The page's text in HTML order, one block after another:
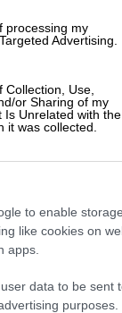
processing my
Advertising.
Use,
or Sharing of my
Is Unrelated with the
it was collected.
to enable storage
like cookies on
apps.
data to be sent
purposes.
στρέμματα.
η περιήγηση
ενώ
Βασιλική
μνημεία
τα
κτηρίου,
έχει
ύψος οι
ρωμαϊκής